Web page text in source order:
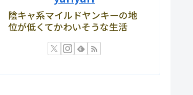
陰キャ系マイルドヤンキーの地
位が低くてかわいそうな生活